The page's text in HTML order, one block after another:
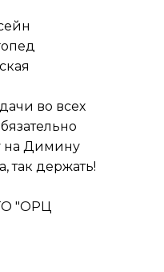
во всех
на Димину
так держать!
"ОРЦ